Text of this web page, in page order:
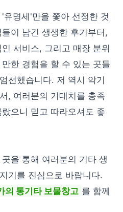
명세'만을 쫓아 선정한 것
이 남긴 생생한 후기부터,
서비스, 그리고 매장 분위
한 경험을 할 수 있는 곳들
선했습니다. 저 역시 악기
, 여러분의 기대치를 충족
으니 믿고 따라오셔도 좋
을 통해 여러분의 기타 생
기를 진심으로 바랍니다.
의 통기타 보물창고 를 함께